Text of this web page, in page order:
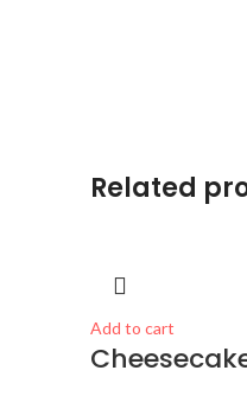
Related
Add to cart